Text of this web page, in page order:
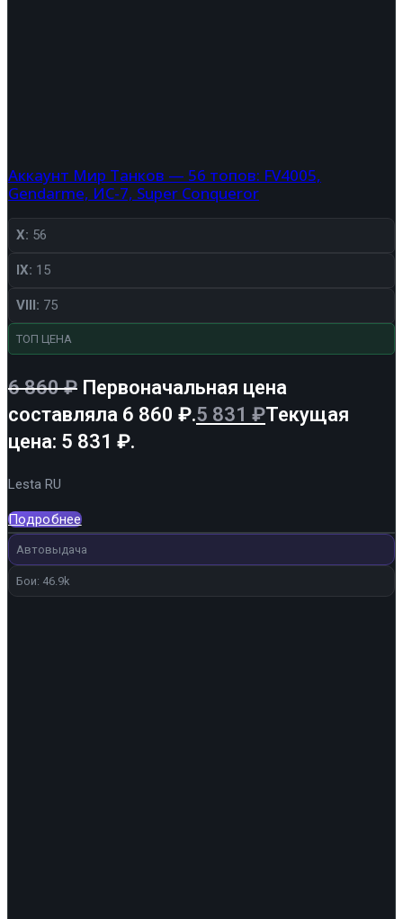
Аккаунт Мир Танков — 56 топов: FV4005,
Gendarme, ИС-7, Super Conqueror
X: 56
IX: 15
VIII: 75
ТОП ЦЕНА
6 860₽ Первоначальная цена
составляла 6 860 ₽.5 831 ₽Текущая
цена: 5 831 ₽.
Lesta RU
Подробнее
Автовыдача
Бои: 46.9k